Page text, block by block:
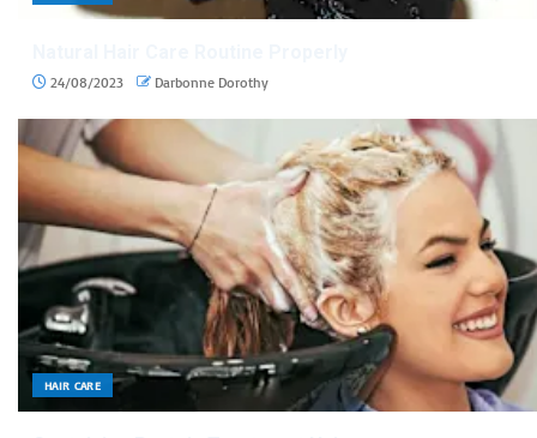
24/08/2023 Darbonne Dorothy
HAIR CARE